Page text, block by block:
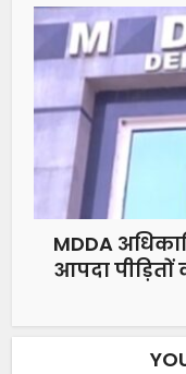
MDDA
आपदा पीड़ितों